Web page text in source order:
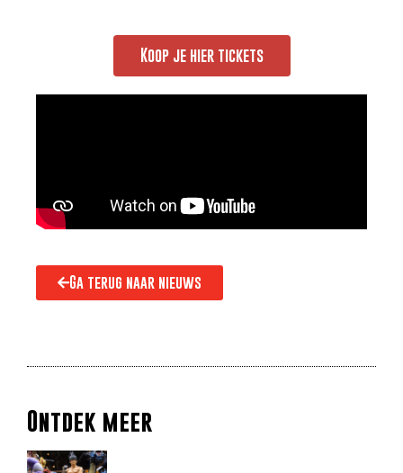
Koop je hier tickets
Ga terug naar nieuws
Ontdek meer